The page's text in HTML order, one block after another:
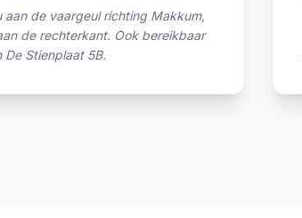
aan de vaargeul richting Makkum,
de rechterkant. Ook bereikbaar
De Stienplaat 5B.